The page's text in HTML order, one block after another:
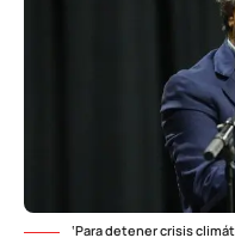
‘Para detener crisis